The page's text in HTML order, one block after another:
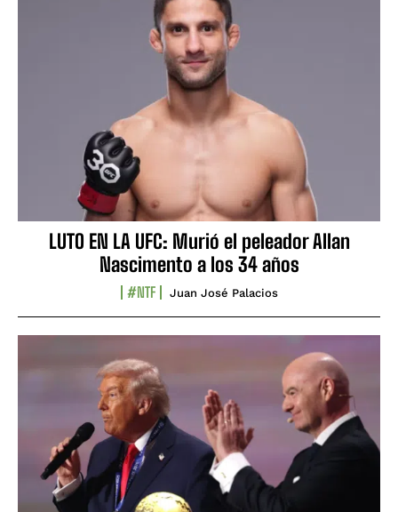
LUTO EN LA UFC: Murió el peleador Allan
Nascimento a los 34 años
#NTF Juan José Palacios